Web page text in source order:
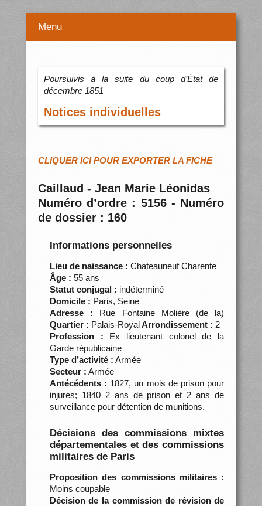
Menu
Poursuivis à la suite du coup d’État de
décembre 1851
Notices individuelles
CLIQUER ICI POUR EXPORTER LA FICHE
Caillaud - Jean Marie Léonidas
Numéro d’ordre : 5156 - Numéro
de dossier : 160
Informations personnelles
Lieu de naissance : Chateauneuf Charente
Âge : 55 ans
Statut conjugal : indéterminé
Domicile : Paris, Seine
Adresse : Rue Fontaine Molière (de la)
Quartier : Palais-RoyalArrondissement : 2
Profession : Ex lieutenant colonel de la
Garde républicaine
Type d’activité : Armée
Secteur : Armée
Antécédents : 1827, un mois de prison pour
injures; 1840 2 ans de prison et 2 ans de
surveillance pour détention de munitions.
Décisions des commissions mixtes
départementales et des commissions
militaires de Paris
Proposition des commissions militaires :
Moins coupable
Décision de la commission de révision de